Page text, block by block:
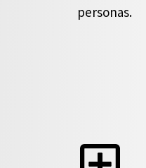
personas.